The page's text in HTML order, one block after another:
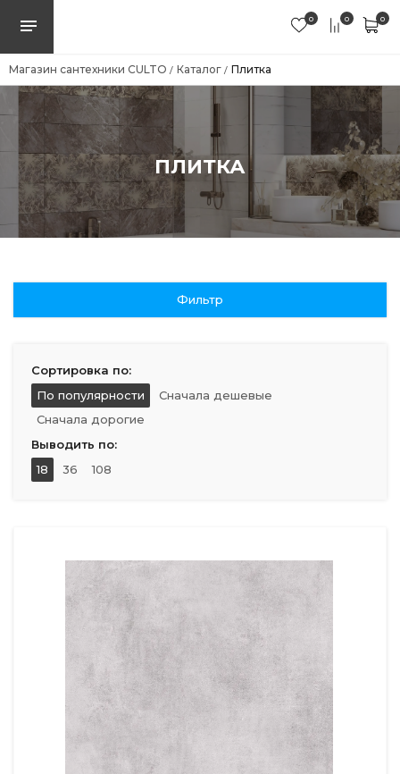
0 0 0
Магазин сантехники CULTO / Каталог / Плитка
ПЛИТКА
Фильтр
Сортировка по:
По популярности
Сначала дешевые
Сначала дорогие
Выводить по:
18
36 108